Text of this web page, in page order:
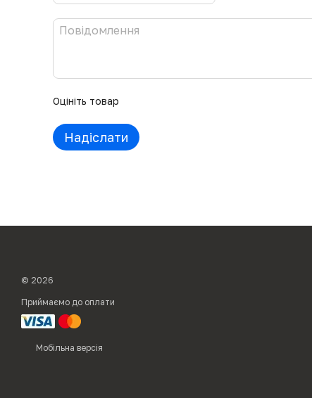
Оцініть товар
Надіслати
© 2026
Приймаємо до оплати
Мобільна версія